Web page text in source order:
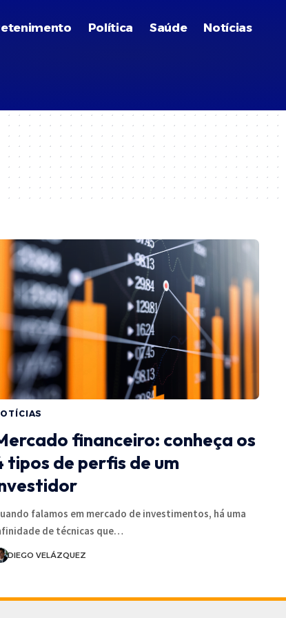
Política Saúde Notícias
financeiro: conheça os
tipos de perfis de um
falamos em mercado de investimentos, há uma
de técnicas que…
DIEGO VELÁZQUEZ